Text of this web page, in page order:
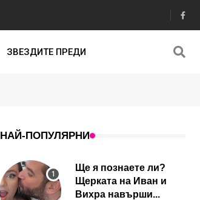
ЗВЕЗДИТЕ ПРЕДИ
НАЙ-ПОПУЛЯРНИ
Ще я познаете ли?
Щерката на Иван и
Вихра навърши...